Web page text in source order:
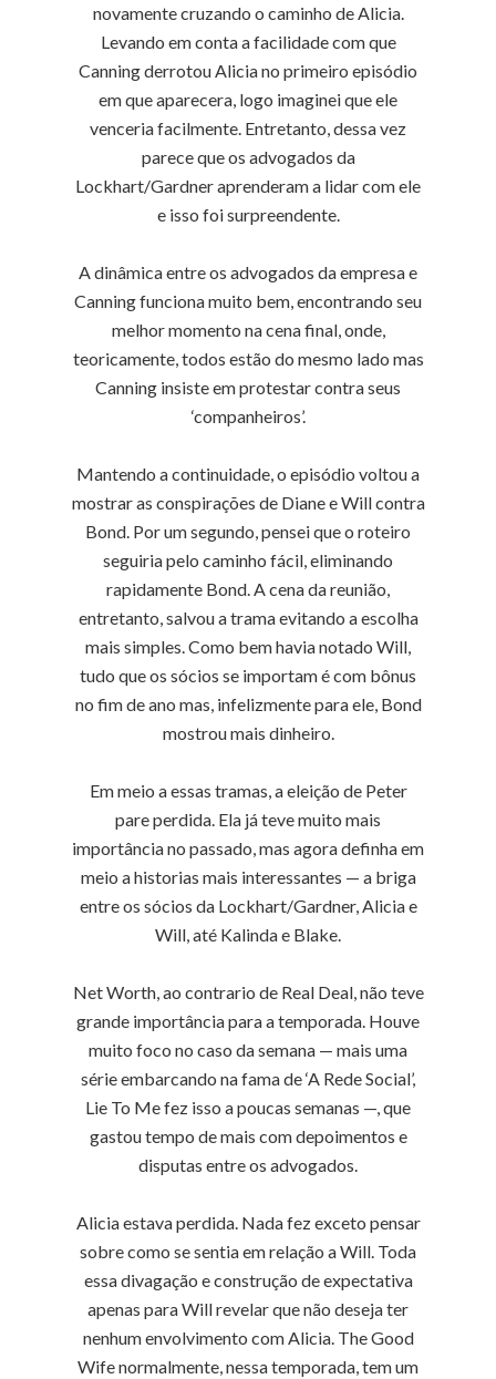
novamente cruzando o caminho de Alicia.
Levando em conta a facilidade com que
Canning derrotou Alicia no primeiro episódio
em que aparecera, logo imaginei que ele
venceria facilmente. Entretanto, dessa vez
parece que os advogados da
Lockhart/Gardner aprenderam a lidar com ele
e isso foi surpreendente.
A dinâmica entre os advogados da empresa e
Canning funciona muito bem, encontrando seu
melhor momento na cena final, onde,
teoricamente, todos estão do mesmo lado mas
Canning insiste em protestar contra seus
‘companheiros’.
Mantendo a continuidade, o episódio voltou a
mostrar as conspirações de Diane e Will contra
Bond. Por um segundo, pensei que o roteiro
seguiria pelo caminho fácil, eliminando
rapidamente Bond. A cena da reunião,
entretanto, salvou a trama evitando a escolha
mais simples. Como bem havia notado Will,
tudo que os sócios se importam é com bônus
no fim de ano mas, infelizmente para ele, Bond
mostrou mais dinheiro.
Em meio a essas tramas, a eleição de Peter
pare perdida. Ela já teve muito mais
importância no passado, mas agora definha em
meio a historias mais interessantes — a briga
entre os sócios da Lockhart/Gardner, Alicia e
Will, até Kalinda e Blake.
Net Worth, ao contrario de Real Deal, não teve
grande importância para a temporada. Houve
muito foco no caso da semana — mais uma
série embarcando na fama de ‘A Rede Social’,
Lie To Me fez isso a poucas semanas —, que
gastou tempo de mais com depoimentos e
disputas entre os advogados.
Alicia estava perdida. Nada fez exceto pensar
sobre como se sentia em relação a Will. Toda
essa divagação e construção de expectativa
apenas para Will revelar que não deseja ter
nenhum envolvimento com Alicia. The Good
Wife normalmente, nessa temporada, tem um